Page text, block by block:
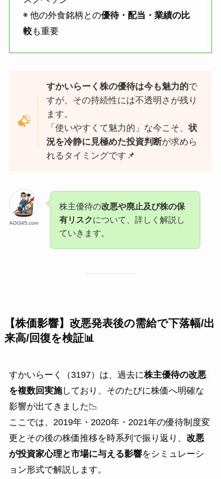
◉ 他の外食銘柄との優待・配当・業績の比
較も重要
すかいらーく株の優待は今も魅力的で
すが、その持続性には不透明さが残り
ます。
「使いやすくて魅力的」な今こそ、状
況を冷静に見極めた投資判断が求めら
れるタイミングです📌
AOI345.com
株主優待の改悪や廃止及び株の保
有リスクについて、詳しく解説し
ていきます。
【株価影響】改悪発表後の需給で下落幅/出
来高/回復を検証📊
すかいらーく（3197）は、過去に株主優待の改悪
を複数回実施しており、そのたびに株価へ明確な
影響が出てきました📉
ここでは、2019年・2020年・2021年の優待制度変
更とその後の株価推移を時系列で振り返り、 改悪
が投資家心理と市場に与える影響をシミュレーシ
ョン形式で解説します。